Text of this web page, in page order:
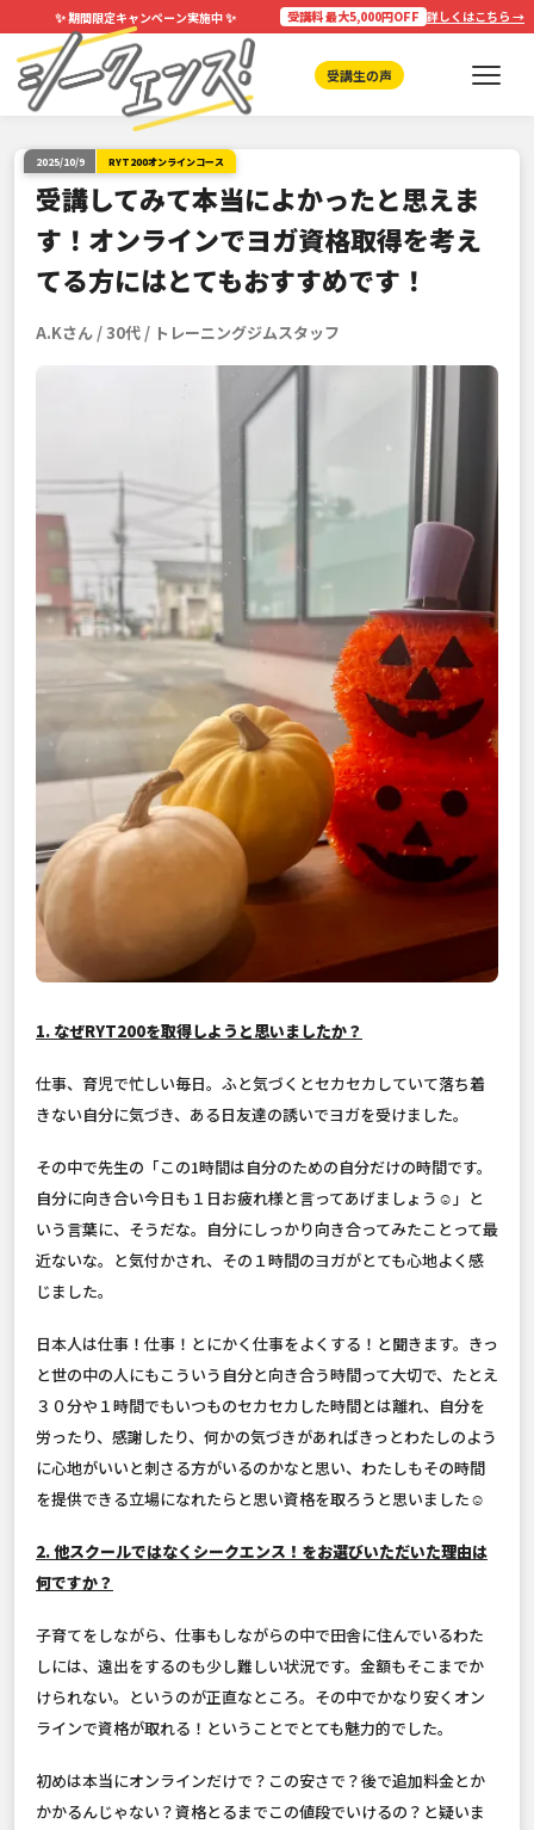
✨期間限定キャンペーン実施中✨ 受講料 最大5,000円OFF 詳しくはこちら →
受講生の声
2025/10/9 RYT200オンラインコース
受講してみて本当によかったと思えま
す！オンラインでヨガ資格取得を考え
てる方にはとてもおすすめです！
A.Kさん / 30代 / トレーニングジムスタッフ
1. なぜRYT200を取得しようと思いましたか？
仕事、育児で忙しい毎日。ふと気づくとセカセカしていて落ち着
きない自分に気づき、ある日友達の誘いでヨガを受けました。
その中で先生の「この1時間は自分のための自分だけの時間です。
自分に向き合い今日も１日お疲れ様と言ってあげましょう☺️」と
いう言葉に、そうだな。自分にしっかり向き合ってみたことって最
近ないな。と気付かされ、その１時間のヨガがとても心地よく感
じました。
日本人は仕事！仕事！とにかく仕事をよくする！と聞きます。きっ
と世の中の人にもこういう自分と向き合う時間って大切で、たとえ
３０分や１時間でもいつものセカセカした時間とは離れ、自分を
労ったり、感謝したり、何かの気づきがあればきっとわたしのよう
に心地がいいと刺さる方がいるのかなと思い、わたしもその時間
を提供できる立場になれたらと思い資格を取ろうと思いました☺️
2. 他スクールではなくシークエンス！をお選びいただいた理由は
何ですか？
子育てをしながら、仕事もしながらの中で田舎に住んでいるわた
しには、遠出をするのも少し難しい状況です。金額もそこまでか
けられない。というのが正直なところ。その中でかなり安くオン
ラインで資格が取れる！ということでとても魅力的でした。
初めは本当にオンラインだけで？この安さで？後で追加料金とか
かかるんじゃない？資格とるまでこの値段でいけるの？と疑いま